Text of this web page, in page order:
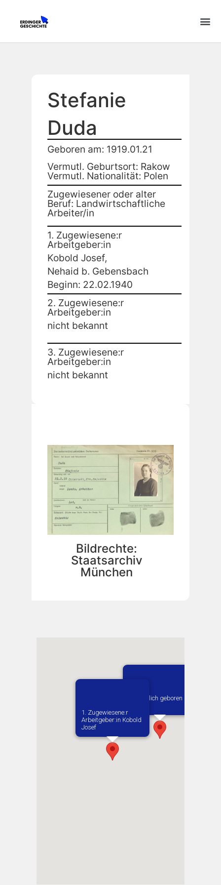
Stefanie
Duda
Geboren am: 1919.01.21
Vermutl. Geburtsort: Rakow
Vermutl. Nationalität: Polen
Zugewiesener oder alter
Beruf: Landwirtschaftliche
Arbeiter/in
1. Zugewiesene:r
Arbeitgeber:in
Kobold Josef,
Nehaid b. Gebensbach
Beginn: 22.02.1940
2. Zugewiesene:r
Arbeitgeber:in
nicht bekannt
3. Zugewiesene:r
Arbeitgeber:in
nicht bekannt
Bildrechte:
Staatsarchiv
München
Vermutlich geboren in
1. Zugewiesene:r
Arbeitgeber:in​ Kobold
Josef